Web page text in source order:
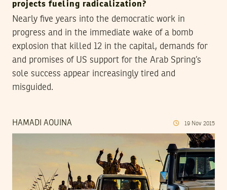
projects fueling radicalization?
Nearly five years into the democratic work in
progress and in the immediate wake of a bomb
explosion that killed 12 in the capital, demands for
and promises of US support for the Arab Spring’s
sole success appear increasingly tired and
misguided.
HAMADI AOUINA 19 Nov 2015